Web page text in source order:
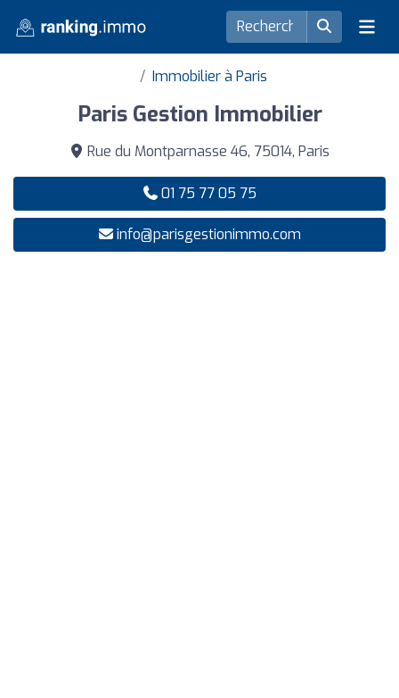
Immobilier à Paris
Paris Gestion Immobilier
Rue du Montparnasse 46, 75014, Paris
01 75 77 05 75
info@parisgestionimmo.com